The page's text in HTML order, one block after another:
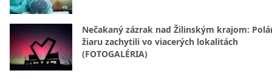
Nečakaný zázrak nad Žilinským krajom:
žiaru zachytili vo viacerých lokalitách
(FOTOGALÉRIA)